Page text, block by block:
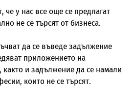
че у нас все още се предлагат
не се търсят от бизнеса.
да се въведе задължение
приложението на
както и задължение да се намали
които не се търсят.